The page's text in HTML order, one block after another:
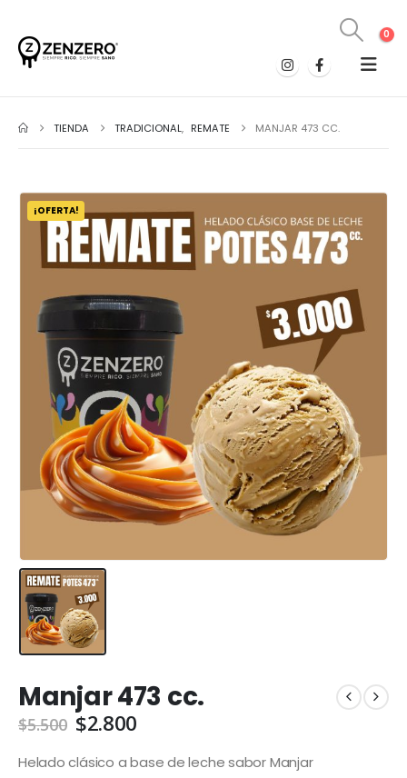
0
TIENDA TRADICIONAL, REMATE MANJAR 473 CC.
¡OFERTA!
Manjar 473 cc.
$5.500 El
precio
original
$2.800El
actual
Helado clásico a base de leche sabor Manjar